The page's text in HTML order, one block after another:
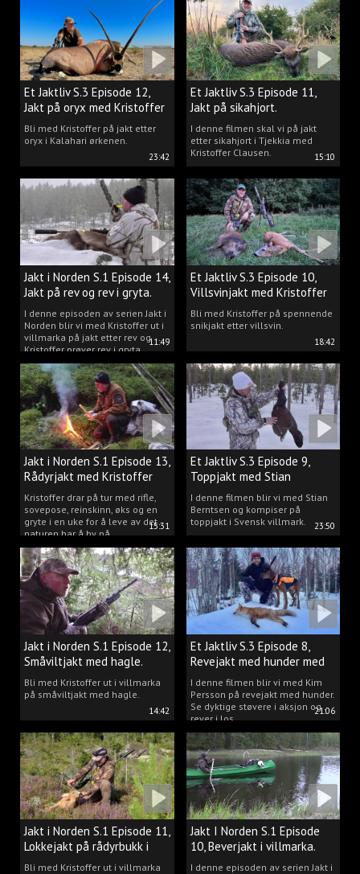
23:42
Et Jaktliv S.3 Episode 12,
Jakt på oryx med Kristoffer
Clausen
Bli med Kristoffer på jakt etter
oryx i Kalahari ørkenen.
15:10
Et Jaktliv S.3 Episode 11,
Jakt på sikahjort.
I denne filmen skal vi på jakt
etter sikahjort i Tjekkia med
Kristoffer Clausen.
11:49
Jakt i Norden S.1 Episode 14,
Jakt på rev og rev i gryta.
I denne episoden av serien Jakt i
Norden blir vi med Kristoffer ut i
villmarka på jakt etter rev og
Kristoffer prøver rev i gryta.
18:42
Et Jaktliv S.3 Episode 10,
Villsvinjakt med Kristoffer
Bli med Kristoffer på spennende
snikjakt etter villsvin.
15:31
Jakt i Norden S.1 Episode 13,
Rådyrjakt med Kristoffer
Clausen
Kristoffer drar på tur med rifle,
sovepose, reinskinn, øks og en
gryte i en uke for å leve av det
naturen har å by på.
23:50
Et Jaktliv S.3 Episode 9,
Toppjakt med Stian
Berntsen
I denne filmen blir vi med Stian
Berntsen og kompiser på
toppjakt i Svensk villmark.
14:42
Jakt i Norden S.1 Episode 12,
Småviltjakt med hagle.
Bli med Kristoffer ut i villmarka
på småviltjakt med hagle.
21:06
Et Jaktliv S.3 Episode 8,
Revejakt med hunder med
Kim Persson.
I denne filmen blir vi med Kim
Persson på revejakt med hunder.
Se dyktige støvere i aksjon og
rever i los.
Jakt i Norden S.1 Episode 11,
Lokkejakt på rådyrbukk i
villmarka.
Bli med Kristoffer ut i villmarka
Jakt I Norden S.1 Episode
10, Beverjakt i villmarka.
I denne episoden av serien Jakt i